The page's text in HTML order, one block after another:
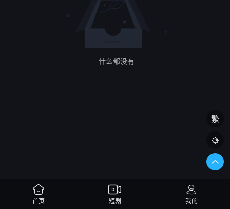
什么都没有
繁

首页 短剧 我的